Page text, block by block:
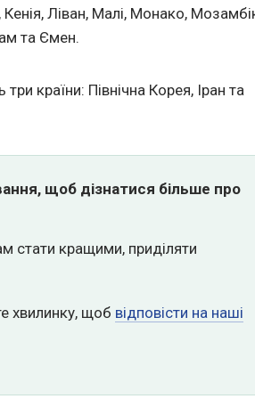
Ліван, Малі, Монако,
та Ємен.
країни: Північна Корея, Іран та
щоб дізнатися більше про
стати кращими, приділяти
хвилинку, щоб відповісти на наші